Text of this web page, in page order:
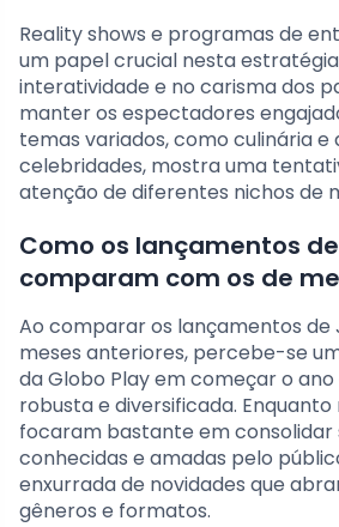
Reality shows e programas de
um papel crucial nesta
interatividade e no carisma dos
manter os espectadores
temas variados, como culinária e
celebridades, mostra uma
atenção de diferentes nichos de
Como os lançamentos
comparam com os de
Ao comparar os lançamentos de
meses anteriores, percebe-se
da Globo Play em começar o
robusta e diversificada.
focaram bastante em consolidar
conhecidas e amadas pelo
enxurrada de novidades que
gêneros e formatos.